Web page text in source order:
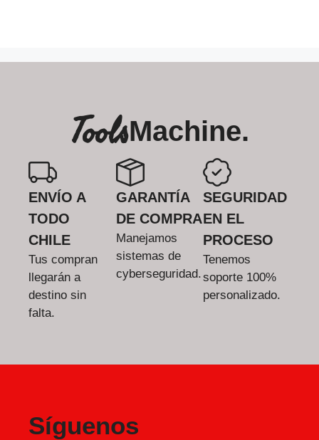
ToolsMachine.
ENVÍO A
TODO
CHILE
Tus compran
llegarán a
destino sin
falta.
GARANTÍA
DE COMPRA
Manejamos
sistemas de
cyberseguridad.
SEGURIDAD
EN EL
PROCESO
Tenemos
soporte 100%
personalizado.
Síguenos